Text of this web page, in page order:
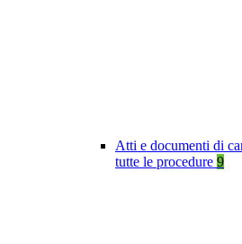
Atti e documenti di
tutte le procedure 9